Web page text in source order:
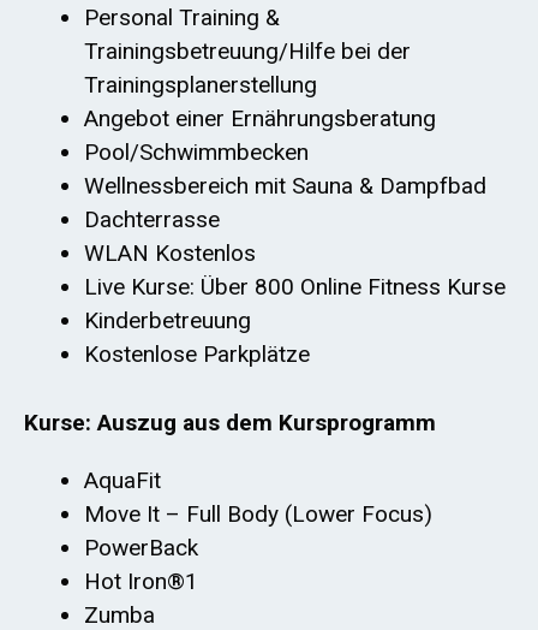
Personal Training &
Trainingsbetreuung/Hilfe bei der
Trainingsplanerstellung
Angebot einer Ernährungsberatung
Pool/Schwimmbecken
Wellnessbereich mit Sauna & Dampfbad
Dachterrasse
WLAN Kostenlos
Live Kurse: Über 800 Online Fitness Kurse
Kinderbetreuung
Kostenlose Parkplätze
Kurse: Auszug aus dem Kursprogramm
AquaFit
Move It – Full Body (Lower Focus)
PowerBack
Hot Iron®1
Zumba